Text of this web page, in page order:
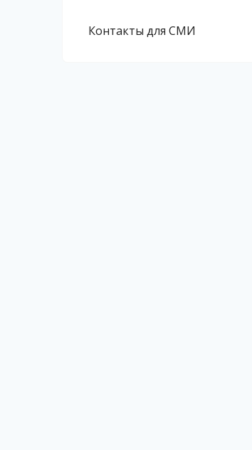
Контакты для СМИ